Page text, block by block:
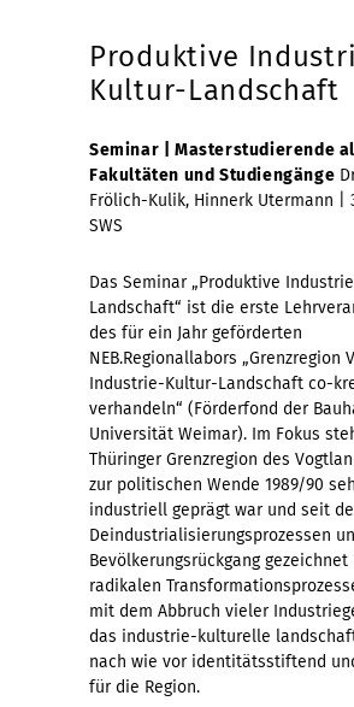
Produktive
Kultur-Landschaft
Seminar
Masterstudierende
Fakultäten und Studiengänge
Frölich-Kulik, Hinnerk Utermann |
SWS
Das Seminar „Produktive
Landschaft“ ist die erste
des für ein Jahr geförderten
NEB.Regionallabors „Grenzregion
Industrie-Kultur-Landschaft co-
verhandeln“ (Förderfond der
Universität Weimar). Im Fokus
Thüringer Grenzregion des
zur politischen Wende 1989/90
industriell geprägt war und seit
Deindustrialisierungsprozessen
Bevölkerungsrückgang gezeichnet
radikalen
mit dem Abbruch vieler
das industrie-kulturelle
nach wie vor identitätsstiftend
für die Region.